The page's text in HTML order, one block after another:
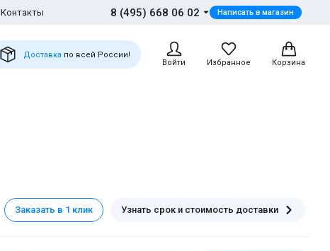
Контакты 8 (495) 668 06 02 Написать в магазин
Доставка по всей России!
Войти
Избранное Корзина
Заказать в 1 клик Узнать срок и стоимость доставки